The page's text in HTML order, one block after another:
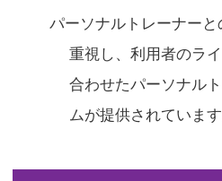
パーソナルトレーナー
重視し、利用者のラ
合わせたパーソナル
ムが提供されています